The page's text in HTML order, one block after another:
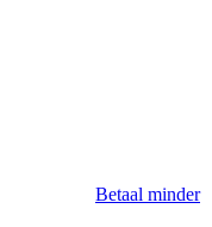
Betaal minder